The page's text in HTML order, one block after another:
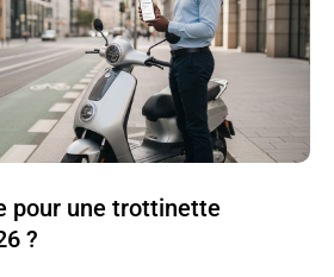
pour une trottinette
?